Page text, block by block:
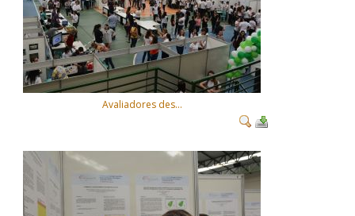
Avaliadores des...